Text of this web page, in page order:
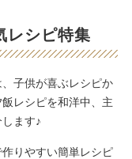
レシピ特集
子供が喜ぶレシピか
レシピを和洋中、主
ます♪
りやすい簡単レシピ